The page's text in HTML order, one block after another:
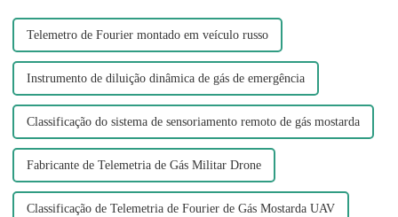
Telemetro de Fourier montado em veículo russo
Instrumento de diluição dinâmica de gás de emergência
Classificação do sistema de sensoriamento remoto de gás mostarda
Fabricante de Telemetria de Gás Militar Drone
Classificação de Telemetria de Fourier de Gás Mostarda UAV